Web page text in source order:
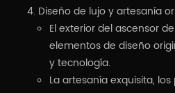
Diseño de lujo y artesanía
El exterior del ascensor
elementos de diseño
y tecnología.
La artesanía exquisita,